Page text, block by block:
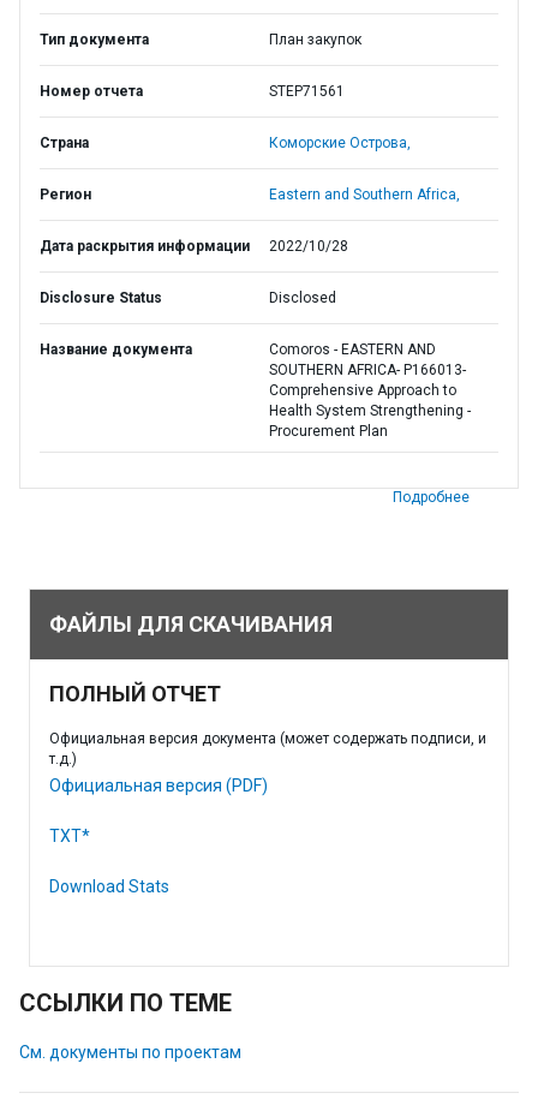
Тип документа План закупок
Номер отчета STEP71561
Страна Коморские Острова,
Регион Eastern and Southern Africa,
Дата раскрытия информации 2022/10/28
Disclosure Status Disclosed
Название документа
Comoros - EASTERN AND
SOUTHERN AFRICA- P166013-
Comprehensive Approach to
Health System Strengthening -
Procurement Plan
Подробнее
ФАЙЛЫ ДЛЯ СКАЧИВАНИЯ
ПОЛНЫЙ ОТЧЕТ
Официальная версия документа (может содержать подписи, и
т.д.)
Официальная версия (PDF)
TXT*
Download Stats
ССЫЛКИ ПО ТЕМЕ
См. документы по проектам